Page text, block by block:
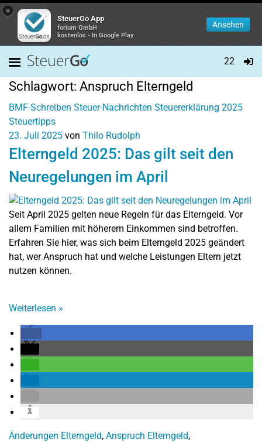
×
SteuerGo App
forium GmbH
kostenlos - In Google Play
Ansehen
22
Schlagwort: Anspruch Elterngeld
BMF-Schreiben Steuer-Nachrichten Steuererklärung 2025
Steuertipps
23. Juli 2025 von Thilo Rudolph
Elterngeld 2025: Das gilt seit den
Neuregelungen im April
Seit April 2025 gelten neue Regeln für das Elterngeld. Vor
allem Familien mit höherem Einkommen sind betroffen.
Erfahren Sie hier, was sich beim Elterngeld 2025 geändert
hat, wer Anspruch hat und welche Leistungen Eltern jetzt
nutzen können.
Weiterlesen »
Änderungen Elterngeld, Anspruch Elterngeld,